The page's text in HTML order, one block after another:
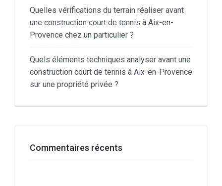
Quelles vérifications du terrain réaliser avant
une construction court de tennis à Aix-en-
Provence chez un particulier ?
Quels éléments techniques analyser avant une
construction court de tennis à Aix-en-Provence
sur une propriété privée ?
Commentaires récents